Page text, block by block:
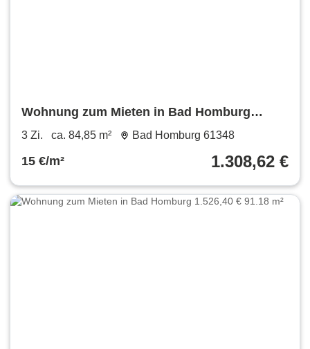
Wohnung zum Mieten in Bad Homburg
1.308,62 € 84.85 m²
3 Zi. ca. 84,85 m² Bad Homburg 61348
15 €/m² 1.308,62 €